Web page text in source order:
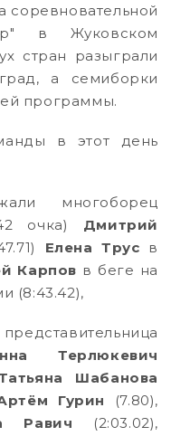
соревновательной
в Жуковском
стран разыграли
а семиборки
программы.
в этот день
многоборец
очка) Дмитрий
Елена Трус в
Карпов в беге на
(8:43.42),
Терлюкевич
Шабанова
Гурин
(7.80),
Равич (2:03.02),